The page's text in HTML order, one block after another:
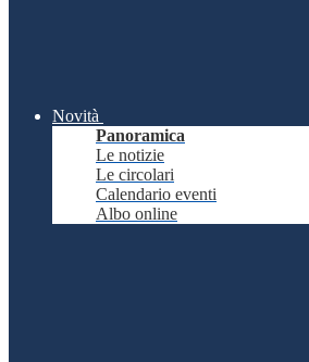
Novità
Panoramica
Le notizie
Le circolari
Calendario eventi
Albo online